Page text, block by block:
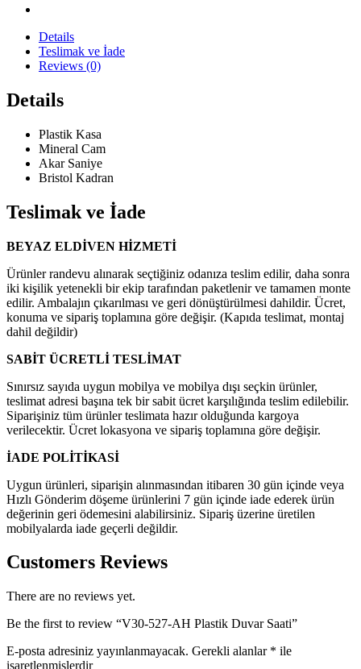
Details
Teslimak ve İade
Reviews (0)
Details
Plastik Kasa
Mineral Cam
Akar Saniye
Bristol Kadran
Teslimak ve İade
BEYAZ ELDİVEN HİZMETİ
Ürünler randevu alınarak seçtiğiniz odanıza teslim edilir, daha sonra
iki kişilik yetenekli bir ekip tarafından paketlenir ve tamamen monte
edilir. Ambalajın çıkarılması ve geri dönüştürülmesi dahildir. Ücret,
konuma ve sipariş toplamına göre değişir. (Kapıda teslimat, montaj
dahil değildir)
SABİT ÜCRETLİ TESLİMAT
Sınırsız sayıda uygun mobilya ve mobilya dışı seçkin ürünler,
teslimat adresi başına tek bir sabit ücret karşılığında teslim edilebilir.
Siparişiniz tüm ürünler teslimata hazır olduğunda kargoya
verilecektir. Ücret lokasyona ve sipariş toplamına göre değişir.
İADE POLİTİKASİ
Uygun ürünleri, siparişin alınmasından itibaren 30 gün içinde veya
Hızlı Gönderim döşeme ürünlerini 7 gün içinde iade ederek ürün
değerinin geri ödemesini alabilirsiniz. Sipariş üzerine üretilen
mobilyalarda iade geçerli değildir.
Customers Reviews
There are no reviews yet.
Be the first to review “V30-527-AH Plastik Duvar Saati”
E-posta adresiniz yayınlanmayacak. Gerekli alanlar * ile
işaretlenmişlerdir